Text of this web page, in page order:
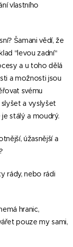
vlastního
Šamani vědí, že
"levou zadní"
a u toho dělá
a možnosti jsou
svému
a vyslyšet
stálý a moudrý.
úžasnější a
rády, nebo rádi
hranic,
pouze my sami,